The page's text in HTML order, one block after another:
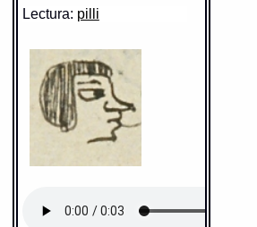
Sentido: manta
https://tlachia.iib.unam.mx/elemento/05.07.01
Traducción dos: manta / [manta] /
Lectura: pilli